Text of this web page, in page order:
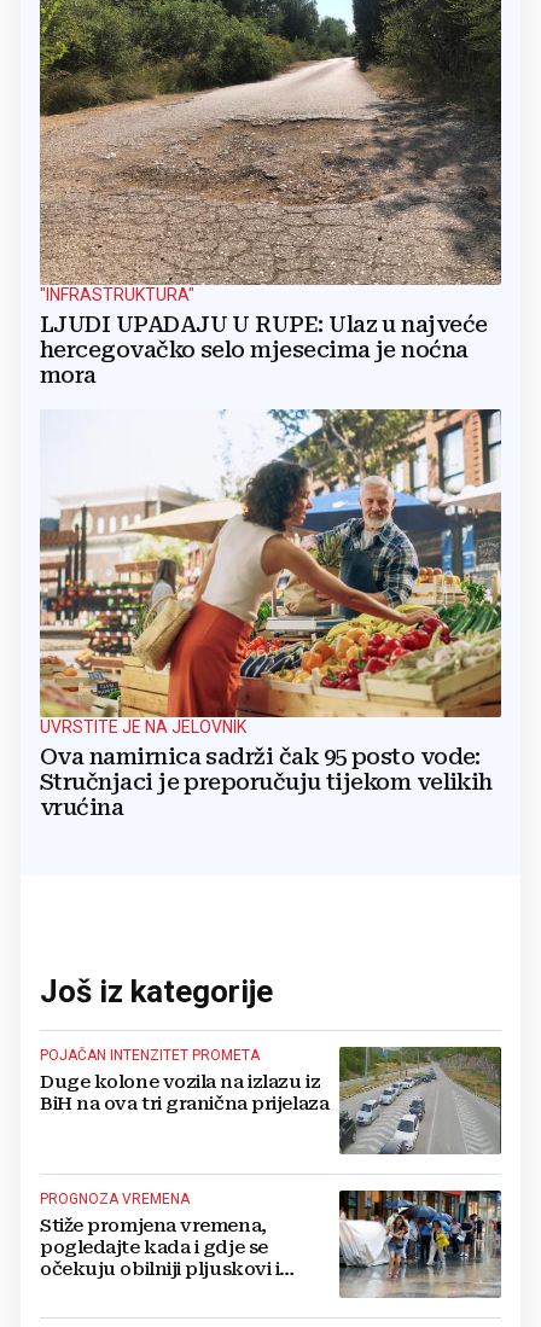
"INFRASTRUKTURA"
LJUDI UPADAJU U RUPE: Ulaz u najveće
hercegovačko selo mjesecima je noćna
mora
UVRSTITE JE NA JELOVNIK
Ova namirnica sadrži čak 95 posto vode:
Stručnjaci je preporučuju tijekom velikih
vrućina
Još iz kategorije
POJAČAN INTENZITET PROMETA
Duge kolone vozila na izlazu iz
BiH na ova tri granična prijelaza
PROGNOZA VREMENA
Stiže promjena vremena,
pogledajte kada i gdje se
očekuju obilniji pljuskovi i